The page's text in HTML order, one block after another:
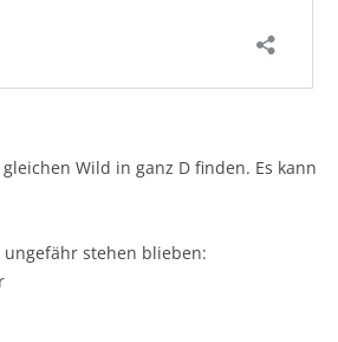
Wild in ganz D finden. Es kann
stehen blieben: